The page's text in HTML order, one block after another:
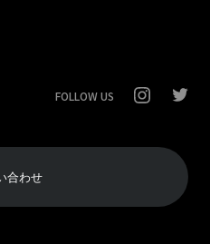
FOLLOW US
合わせ